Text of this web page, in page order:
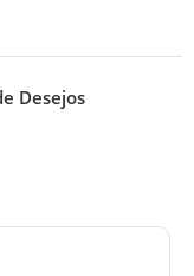
Desejos